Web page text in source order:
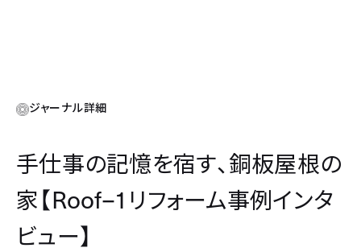
ジャーナル詳細
手仕事の記憶を宿す、銅板屋根の
家【Roof–1 リフォーム事例インタ
ビュー】